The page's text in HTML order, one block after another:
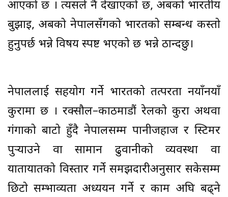
आएको छ । त्यसले नै देखाएको छ, अबको भारतीय
बुझाइ, अबको नेपालसँगको भारतको सम्बन्ध कस्तो
हुनुपर्छ भन्ने विषय स्पष्ट भएको छ भन्ने ठान्दछु।
नेपाललाई सहयोग गर्ने भारतको तत्परता नयाँनयाँ
कुरामा छ । रक्सौल–काठमाडौं रेलको कुरा अथवा
गंगाको बाटो हुँदै नेपालसम्म पानीजहाज र स्टिमर
पुर्‍याउने वा सामान ढुवानीको व्यवस्था वा
यातायातको विस्तार गर्ने समझदारीअनुसार सकेसम्म
छिटो सम्भाव्यता अध्ययन गर्ने र काम अघि बढ्ने